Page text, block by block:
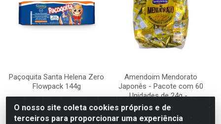
Paçoquita Santa Helena Zero
Flowpack 144g
Código: 2253
Amendoim Mendorato
Japonês - Pacote com 60
Unidades de 24g -...
Código: 27590
O nosso site coleta cookies próprios e de
terceiros para proporcionar uma experiência